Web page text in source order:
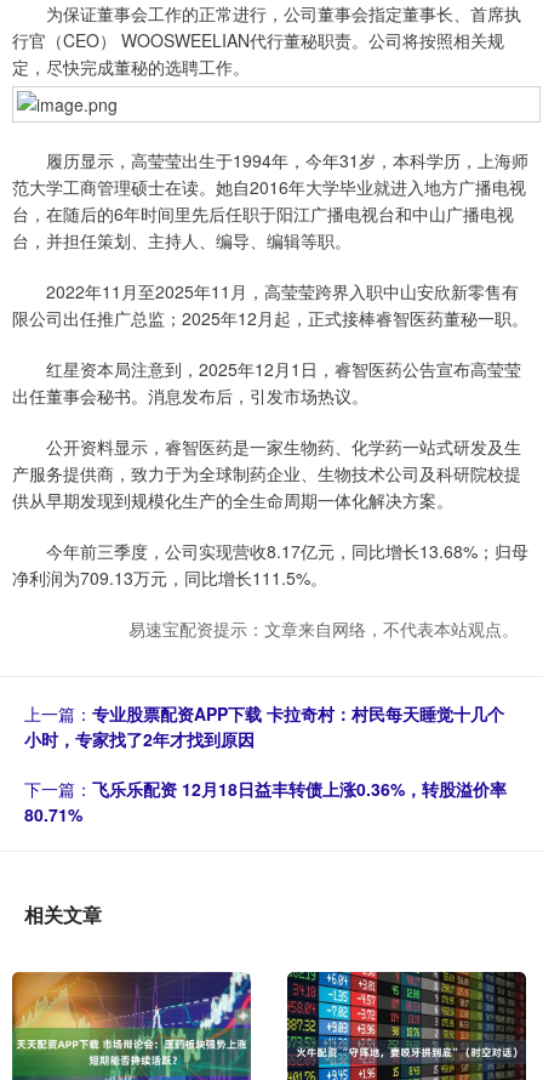
为保证董事会工作的正常进行，公司董事会指定董事长、首席执
行官（CEO） WOOSWEELIAN代行董秘职责。公司将按照相关规
定，尽快完成董秘的选聘工作。
履历显示，高莹莹出生于1994年，今年31岁，本科学历，上海师
范大学工商管理硕士在读。她自2016年大学毕业就进入地方广播电视
台，在随后的6年时间里先后任职于阳江广播电视台和中山广播电视
台，并担任策划、主持人、编导、编辑等职。
2022年11月至2025年11月，高莹莹跨界入职中山安欣新零售有
限公司出任推广总监；2025年12月起，正式接棒睿智医药董秘一职。
红星资本局注意到，2025年12月1日，睿智医药公告宣布高莹莹
出任董事会秘书。消息发布后，引发市场热议。
公开资料显示，睿智医药是一家生物药、化学药一站式研发及生
产服务提供商，致力于为全球制药企业、生物技术公司及科研院校提
供从早期发现到规模化生产的全生命周期一体化解决方案。
今年前三季度，公司实现营收8.17亿元，同比增长13.68%；归母
净利润为709.13万元，同比增长111.5%。
易速宝配资提示：文章来自网络，不代表本站观点。
上一篇： 专业股票配资APP下载 卡拉奇村：村民每天睡觉十几个
小时，专家找了2年才找到原因
下一篇： 飞乐乐配资 12月18日益丰转债上涨0.36%，转股溢价率
80.71%
相关文章